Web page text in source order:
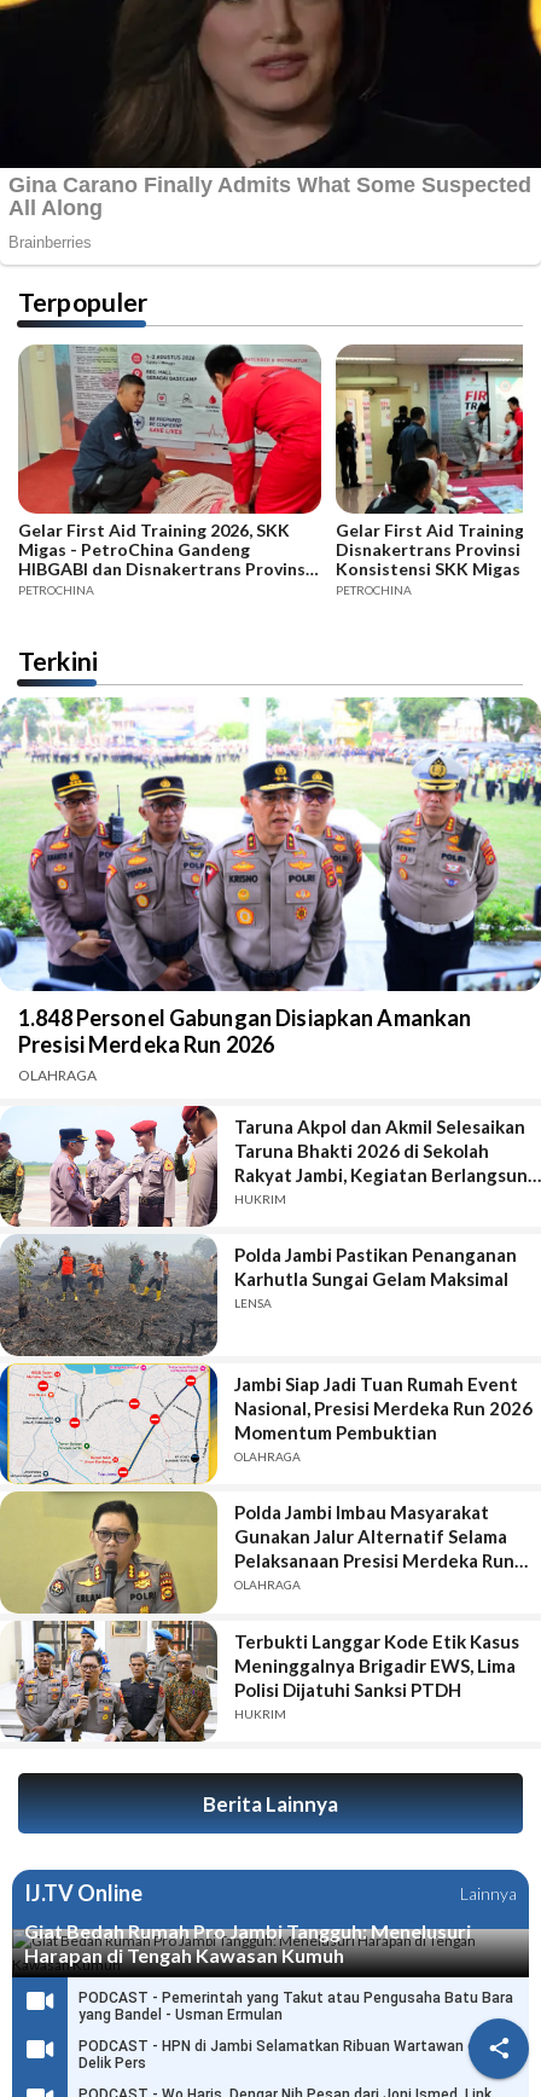

Terpopuler
Gelar First Aid Training 2026, SKK
Migas - PetroChina Gandeng
HIBGABI dan Disnakertrans Provinsi
Jambi
PETROCHINA
Gelar First Aid Training
Disnakertrans Provinsi
Konsistensi SKK Migas -
PETROCHINA
Terkini
1.848 Personel Gabungan Disiapkan Amankan
Presisi Merdeka Run 2026
OLAHRAGA
Taruna Akpol dan Akmil Selesaikan
Taruna Bhakti 2026 di Sekolah
Rakyat Jambi, Kegiatan Berlangsung
Aman dan Lancar
HUKRIM
Polda Jambi Pastikan Penanganan
Karhutla Sungai Gelam Maksimal
LENSA
Jambi Siap Jadi Tuan Rumah Event
Nasional, Presisi Merdeka Run 2026
Momentum Pembuktian
OLAHRAGA
Polda Jambi Imbau Masyarakat
Gunakan Jalur Alternatif Selama
Pelaksanaan Presisi Merdeka Run
2026
OLAHRAGA
Terbukti Langgar Kode Etik Kasus
Meninggalnya Brigadir EWS, Lima
Polisi Dijatuhi Sanksi PTDH
HUKRIM
Berita Lainnya
IJ.TV Online Lainnya
Giat Bedah Rumah Pro Jambi Tangguh: Menelusuri
Harapan di Tengah Kawasan Kumuh
PODCAST - Pemerintah yang Takut atau Pengusaha Batu Bara
yang Bandel - Usman Ermulan
PODCAST - HPN di Jambi Selamatkan Ribuan Wartawan dari
Delik Pers